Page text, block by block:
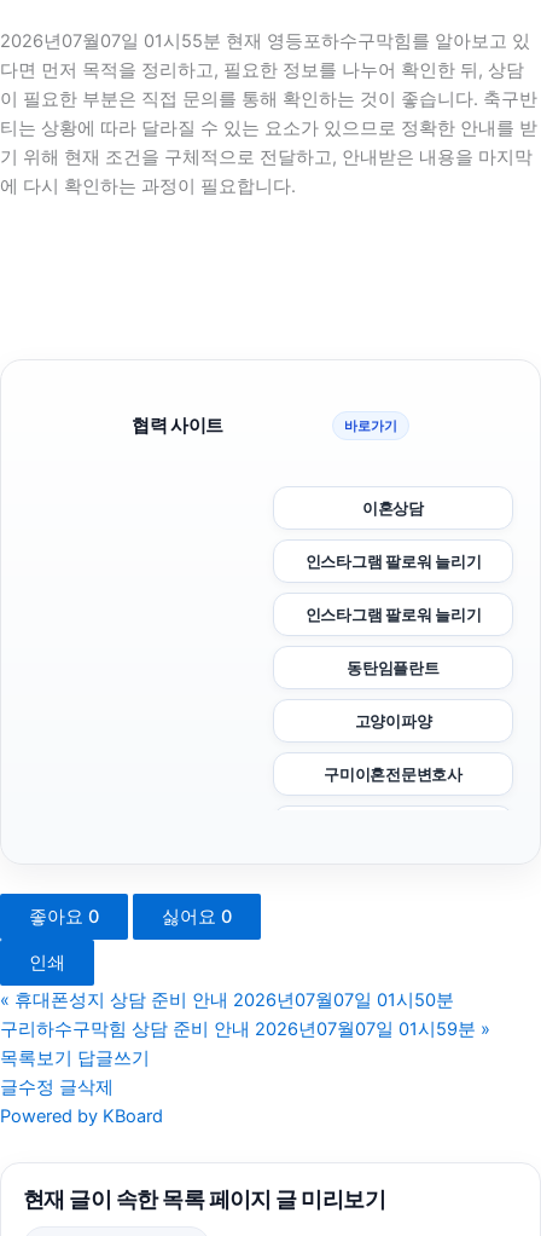
2026년07월07일 01시55분 현재 영등포하수구막힘를 알아보고 있
다면 먼저 목적을 정리하고, 필요한 정보를 나누어 확인한 뒤, 상담
이 필요한 부분은 직접 문의를 통해 확인하는 것이 좋습니다. 축구반
티는 상황에 따라 달라질 수 있는 요소가 있으므로 정확한 안내를 받
기 위해 현재 조건을 구체적으로 전달하고, 안내받은 내용을 마지막
에 다시 확인하는 과정이 필요합니다.
협력 사이트 바로가기
이혼상담
인스타그램 팔로워 늘리기
인스타그램 팔로워 늘리기
동탄임플란트
고양이파양
구미이혼전문변호사
말기암요양병원
애견파양
부천이혼전문변호사
좋아요 0 싫어요 0
인쇄
« 휴대폰성지 상담 준비 안내 2026년07월07일 01시50분
구리하수구막힘 상담 준비 안내 2026년07월07일 01시59분 »
목록보기
답글쓰기
글수정 글삭제
Powered by KBoard
현재 글이 속한 목록 페이지 글 미리보기